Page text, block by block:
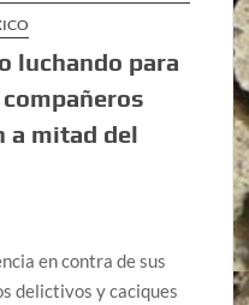
luchando para
a mitad del
en contra de sus
delictivos y caciques